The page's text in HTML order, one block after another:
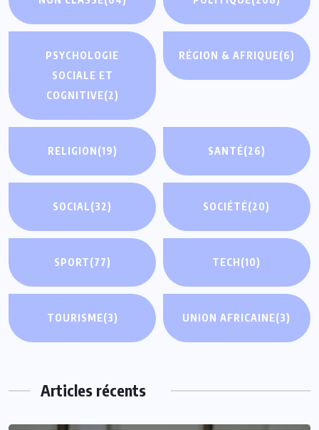
PSYCHOLOGIE
SOCIALE ET
COGNITIVE(2)
RÉGION & AFRIQUE(6)
RELIGION(19) SANTÉ(26)
SOCIAL(32) SOCIÉTÉ(20)
SPORT(77) TECH(10)
TOURISME(3) UNION AFRICAINE(3)
Articles récents